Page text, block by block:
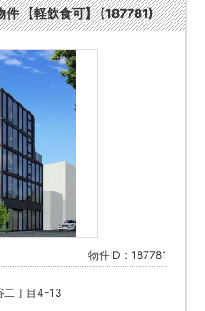
件 【軽飲食可】 (187781)
物件ID：187781
二丁目4-13